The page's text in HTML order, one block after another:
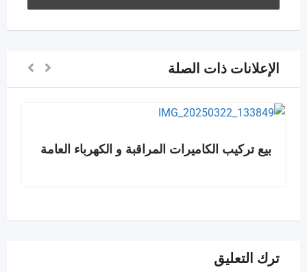
الإعلانات ذات الصلة
بيع تركيب الكاميرات المراقبة و الكهرباء العامة
ترك التعليق